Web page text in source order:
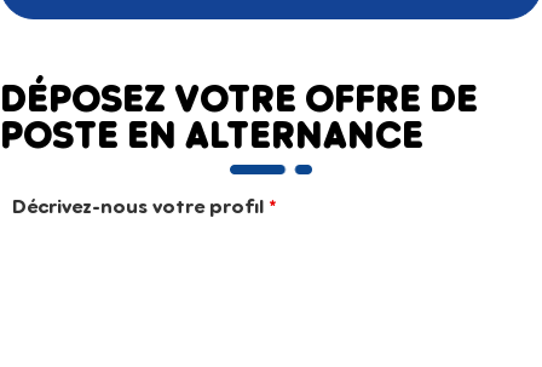
DÉPOSEZ VOTRE OFFRE DE
POSTE EN ALTERNANCE
Décrivez-nous votre profil *